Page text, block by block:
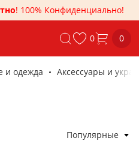
! 100% Конфиденциально!
0 0
и одежда Аксессуары и
Популярные